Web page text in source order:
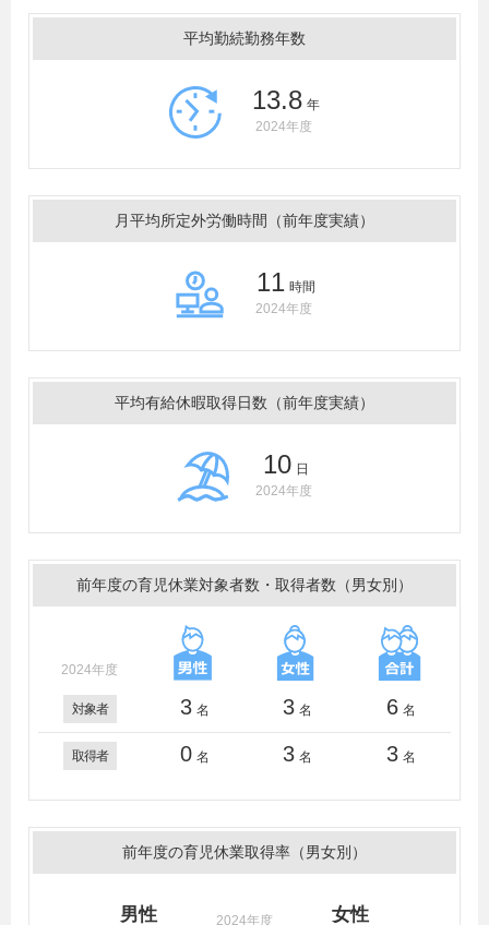
平均勤続勤務年数
13.8 年
2024年度
月平均所定外労働時間（前年度実績）
11 時間
2024年度
平均有給休暇取得日数（前年度実績）
10 日
2024年度
前年度の育児休業対象者数・取得者数（男女別）
2024年度
対象者 3 名 3 名 6 名
取得者 0 名 3 名 3 名
前年度の育児休業取得率（男女別）
2024年度
男性 女性